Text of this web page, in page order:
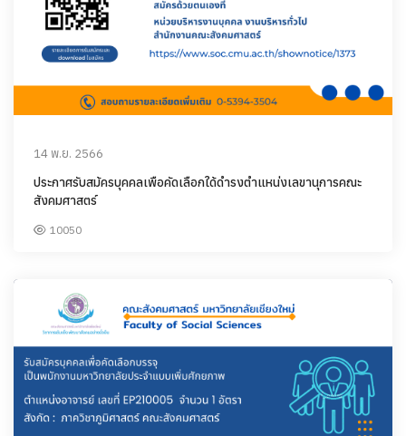
14 พ.ย. 2566
ประกาศรับสม้ครบุคคลเพือคัดเลือกใด้ดำรงตำแหน่งเลขานุการคณะ
สังคมศาสตร์
10050